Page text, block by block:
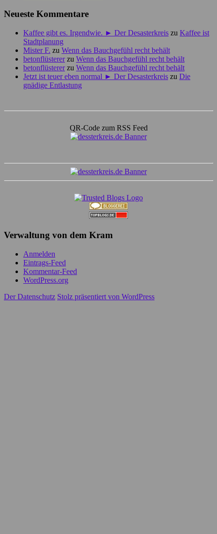
Neueste Kommentare
Kaffee gibt es. Irgendwie. ► Der Desasterkreis zu Kaffee ist
Stadtplanung
Mister F. zu Wenn das Bauchgefühl recht behält
betonflüstererzu Wenn das Bauchgefühl recht behält
betonflüstererzu Wenn das Bauchgefühl recht behält
Jetzt ist teuer eben normal ► Der Desasterkreis zu Die
gnädige Entlastung
QR-Code zum RSS Feed
Verwaltung von dem Kram
Anmelden
Eintrags-Feed
Kommentar-Feed
WordPress.org
Der Datenschutz Stolz präsentiert von WordPress